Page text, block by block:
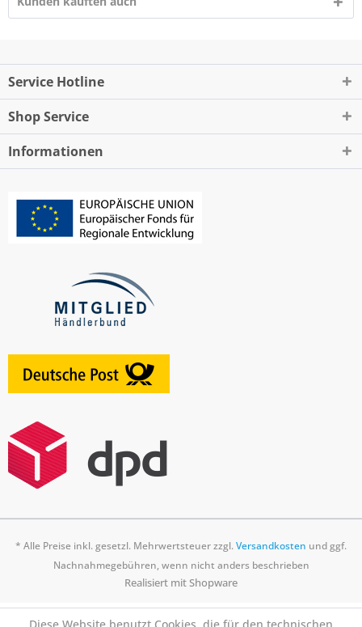
Service Hotline
Shop Service
Informationen
* Alle Preise inkl. gesetzl. Mehrwertsteuer zzgl.Versandkosten und ggf.
Nachnahmegebühren, wenn nicht anders beschrieben
Realisiert mit Shopware